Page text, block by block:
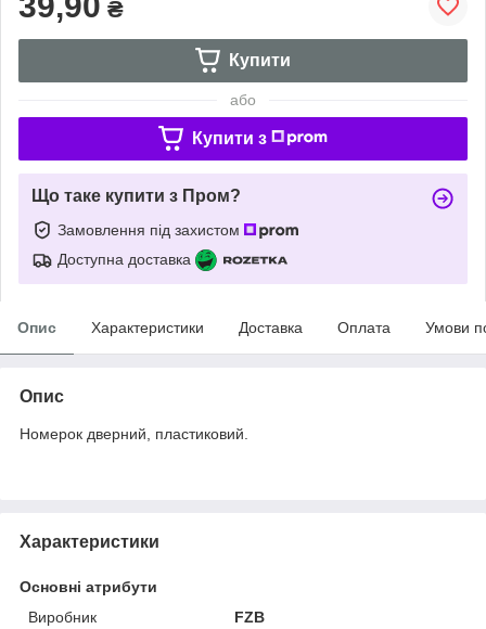
₴
Купити
або
Купити з
Що таке купити з Пром?
Замовлення під захистом
Доступна доставка
Опис Характеристики Доставка Оплата Умови
Опис
Номерок дверний, пластиковий.
Характеристики
Основні атрибути
Виробник
FZB